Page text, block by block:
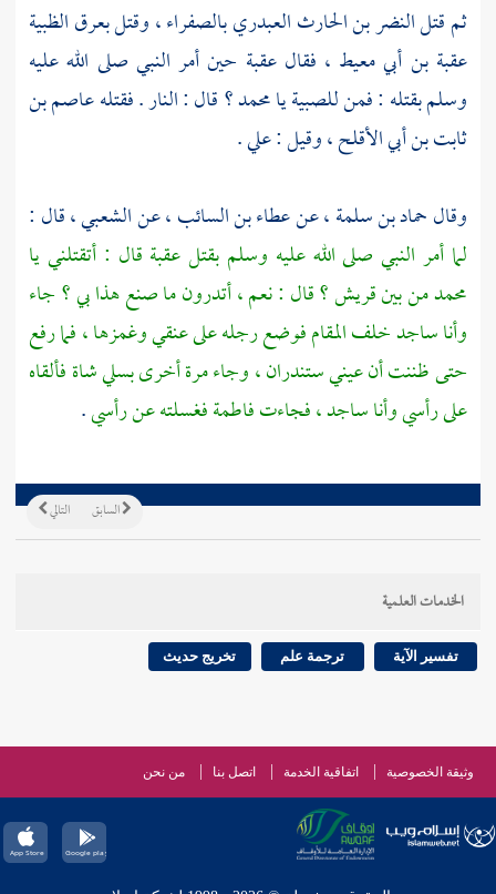
ثم قتلالنضر بن الحارث العبدريبالصفراء ،وقتلبعرق الظبية
عقبة بن أبي معيط ، فقالعقبة حين أمر النبي صلى الله عليه
وسلم بقتله : فمن للصبية يامحمد ؟قال : النار . فقتلهعاصم بن
ثابت بن أبي الأقلح ،وقيل :علي.
وقالحماد بن سلمة ،عنعطاء بن السائب ،عنالشعبي ،قال :
لما أمر النبي صلى الله عليه وسلم بقتلعقبة قال : أتقتلني يا
محمدمن بينقريش ؟قال : نعم ، أتدرون ما صنع هذا بي ؟ جاء
وأنا ساجد خلف المقام فوضع رجله على عنقي وغمزها ، فما رفع
حتى ظننت أن عيني ستندران ، وجاء مرة أخرى بسلي شاة فألقاه
على رأسي وأنا ساجد ، فجاءتفاطمةفغسلته عن رأسي.
التالي السابق
الخدمات العلمية
تفسير الآية ترجمة علم تخريج حديث
وثيقة الخصوصية اتفاقية الخدمة اتصل بنا من نحن